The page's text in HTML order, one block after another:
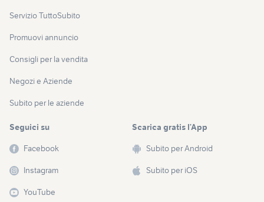
Servizio TuttoSubito
Promuovi annuncio
Consigli per la vendita
Negozi e Aziende
Subito per le aziende
Seguici su
Facebook
Instagram
YouTube
Scarica gratis l’App
Subito per Android
Subito per iOS